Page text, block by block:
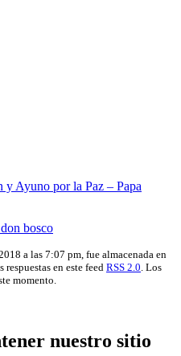
y Ayuno por la Paz – Papa
bosco
a las 7:07 pm, fue almacenada en
respuestas en este feed RSS 2.0 . Los
momento.
nuestro sitio